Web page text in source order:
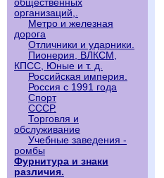
общественных
организаций,.
Метро и железная
дорога
Отличники и ударники.
Пионерия, ВЛКСМ,
КПСС, Юные и т. д.
Российская империя.
Россия с 1991 года
Спорт
СССР.
Торговля и
обслуживание
Учебные заведения -
ромбы
Фурнитура и знаки
различия.